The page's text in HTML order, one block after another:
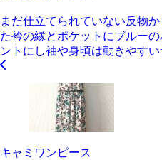
まだ仕立てられていない反物
た衿の縁とポケットにブルー
ントにし袖や身頃は動きやす
キャミワンピース